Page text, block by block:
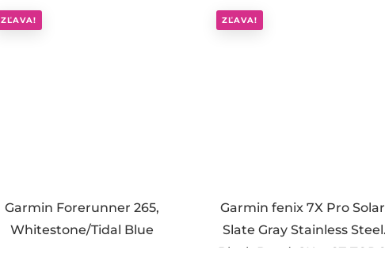
ZĽAVA!
Garmin Forerunner 265,
Whitestone/Tidal Blue
ZĽAVA!
Garmin fenix 7X Pro Solar
Slate Gray Stainless Steel
Black Band. SK a CZ TOPO